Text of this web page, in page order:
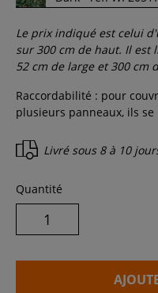
Le prix indiqué est celui
sur 300cm de haut. Il est
52 cm de large et300cm
Raccordabilité : pour
plusieurs panneaux, ils
Livré sous 8 à 10
Quantité